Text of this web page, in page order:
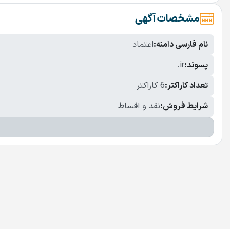
مشخصات آگهی
نام فارسی دامنه:اعتماد
پسوند:.ir
تعداد کاراکتر:6 کاراکتر
شرایط فروش:نقد و اقساط